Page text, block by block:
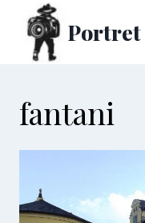
content
Portret
fantani